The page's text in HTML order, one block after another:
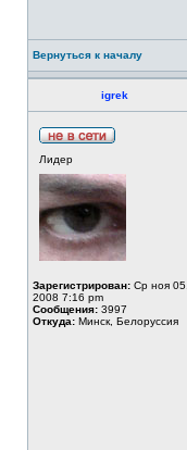
Вернуться к началу
igrek
Лидер
Зарегистрирован: Ср ноя 05,
2008 7:16 pm
Сообщения: 3997
Откуда: Минск, Белоруссия